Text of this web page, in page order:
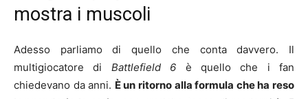
mostra i muscoli
Adesso parliamo di quello che conta davvero. Il
multigiocatore di Battlefield 6 è quello che i fan
chiedevano da anni. È un ritorno alla formula che ha reso